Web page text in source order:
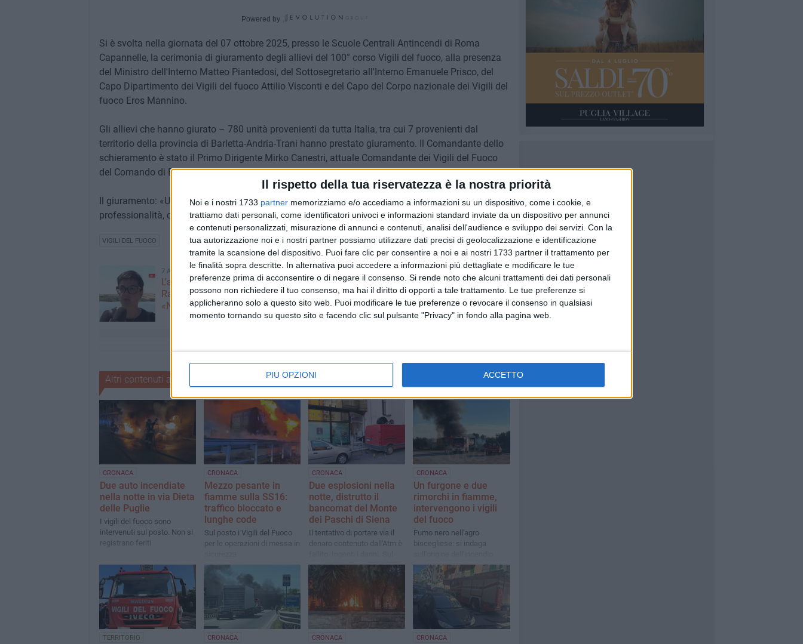
Il rispetto della tua riservatezza è la nostra priorità
Noi e i nostri 1733 partner memorizziamo e/o accediamo a informazioni su un dispositivo, come i cookie, e
trattiamo dati personali, come identificatori univoci e informazioni standard inviate da un dispositivo per annunci
e contenuti personalizzati, misurazione di annunci e contenuti, analisi dell'audience e sviluppo dei servizi. Con la
tua autorizzazione noi e i nostri partner possiamo utilizzare dati precisi di geolocalizzazione e identificazione
tramite la scansione del dispositivo. Puoi fare clic per consentire a noi e ai nostri 1733 partner il trattamento per
le finalità sopra descritte. In alternativa puoi accedere a informazioni più dettagliate e modificare le tue
preferenze prima di acconsentire o di negare il consenso. Si rende noto che alcuni trattamenti dei dati personali
possono non richiedere il tuo consenso, ma hai il diritto di opporti a tale trattamento. Le tue preferenze si
applicheranno solo a questo sito web. Puoi modificare le tue preferenze o revocare il consenso in qualsiasi
momento tornando su questo sito e facendo clic sul pulsante "Privacy" in fondo alla pagina web.
PIÙ OPZIONI ACCETTO
Powered by
Si è svolta nella giornata del 07 ottobre 2025, presso le Scuole Centrali Antincendi di Roma
Capannelle, la cerimonia di giuramento degli allievi del 100° corso Vigili del fuoco, alla presenza
del Ministro dell'Interno Matteo Piantedosi, del Sottosegretario all'Interno Emanuele Prisco, del
Capo Dipartimento dei Vigili del fuoco Attilio Visconti e del Capo del Corpo nazionale dei Vigili del
fuoco Eros Mannino.
Gli allievi che hanno giurato – 780 unità provenienti da tutta Italia, tra cui 7 provenienti dal
territorio della provincia di Barletta-Andria-Trani hanno prestato giuramento. Il Comandante dello
schieramento è stato il Primo Dirigente Mirko Canestri, attuale Comandante dei Vigili del Fuoco
del Comando di Barletta-Andria-Trani.
Il giuramento: «Un traguardo che segna una pagina importante nella storia del Corpo, simbolo di
professionalità, coraggio e dedizione al servizio del Paese».
VIGILI DEL FUOCO
7 AGOSTO 2026
L'appello della moglie di Mino
Racanati alla ministra Roccella:
«Non dimenticatelo»
Festa patronale, il programma
completo di venerdì 7 agosto
Altri contenuti a tema
CRONACA
Due auto incendiate
nella notte in via Dieta
delle Puglie
I vigili del fuoco sono
intervenuti sul posto. Non si
registrano feriti
CRONACA
Mezzo pesante in
fiamme sulla SS16:
traffico bloccato e
lunghe code
Sul posto i Vigili del Fuoco
per le operazioni di messa in
CRONACA
Due esplosioni nella
notte, distrutto il
bancomat del Monte
dei Paschi di Siena
Il tentativo di portare via il
denaro contenuto dall'Atm è
posto carabinieri e vigili del
CRONACA
Un furgone e due
rimorchi in fiamme,
intervengono i vigili
del fuoco
Fumo nero nell'agro
biscegliese: si indaga
TERRITORIO CRONACA CRONACA CRONACA